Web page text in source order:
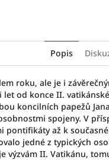
Popis
roku, ale je i
od konce II.
koncilních papežů
spojeny. V
až k
jedné z typických
výzvám II. Vatikánu,